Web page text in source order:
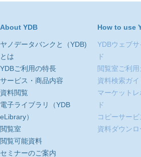
About YDB
ヤノデータバンクと（YDB)
とは
YDBご利用の特長
サービス・商品内容
資料閲覧
電子ライブラリ（YDB
eLibrary）
閲覧室
閲覧可能資料
セミナーのご案内
How to use
YDBウェブ
ド
閲覧室ご利用
資料検索ガイ
マーケット
ド
コピーサー
資料ダウン